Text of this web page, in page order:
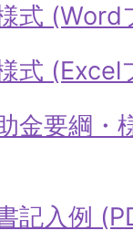
式
式
金要綱
記入例